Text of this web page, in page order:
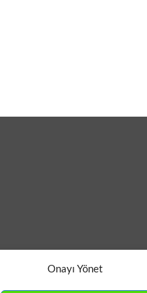
Onayı Yönet